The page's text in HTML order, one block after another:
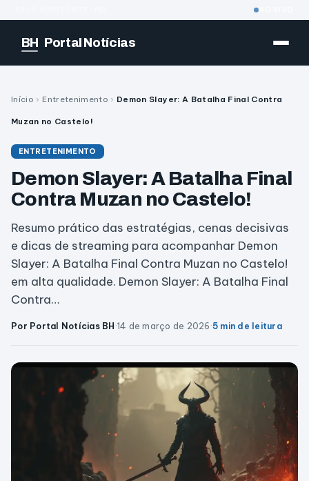
BH Portal Notícias
Início › Entretenimento › Demon Slayer: A Batalha Final Contra
Muzan no Castelo!
ENTRETENIMENTO
Demon Slayer: A Batalha Final
Contra Muzan no Castelo!
Resumo prático das estratégias, cenas decisivas
e dicas de streaming para acompanhar Demon
Slayer: A Batalha Final Contra Muzan no Castelo!
em alta qualidade. Demon Slayer: A Batalha Final
Contra…
Por Portal Notícias BH·14 de março de 2026·5 min de leitura